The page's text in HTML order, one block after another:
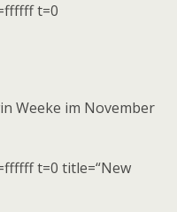
t=0
Weeke im November
t=0 title=“New